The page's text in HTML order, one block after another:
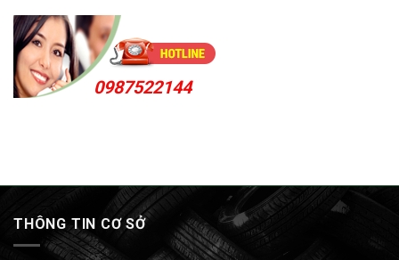
0987522144
THÔNG TIN CƠ SỞ